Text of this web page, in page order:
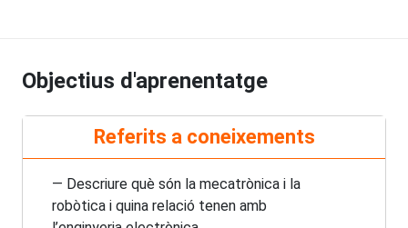
Objectius d'aprenentatge
Referits a coneixements
— Descriure què són la mecatrònica i la
robòtica i quina relació tenen amb